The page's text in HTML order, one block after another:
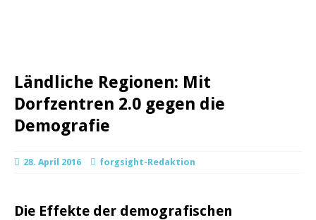
Ländliche Regionen: Mit
Dorfzentren 2.0 gegen die
Demografie
28. April 2016 forgsight-Redaktion
Die Effekte der demografischen